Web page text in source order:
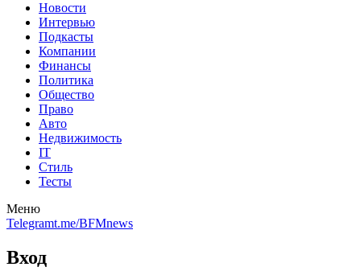
Новости
Интервью
Подкасты
Компании
Финансы
Политика
Общество
Право
Авто
Недвижимость
IT
Стиль
Тесты
Меню
Telegramt.me/BFMnews
Вход